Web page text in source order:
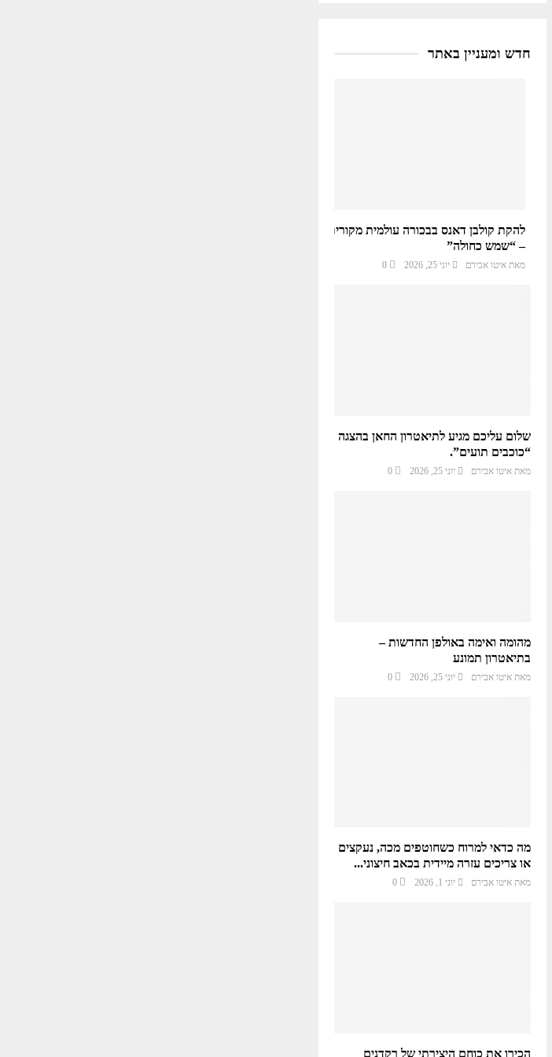
חדש ומעניין באתר
להקת קולבן דאנס בבכורה עולמית מקורית
– “שמש כחולה”
מאת איטו אבירם יוני 25, 2026 0
שלום עליכם מגיע לתיאטרון החאן בהצגה
“כוכבים תועים”.
מאת איטו אבירם יוני 25, 2026 0
מהומה ואימה באולפן החדשות –
בתיאטרון תמונע
מאת איטו אבירם יוני 25, 2026 0
מה כדאי למרוח כשחוטפים מכה, נעקצים
או צריכים עזרה מיידית בכאב חיצוני...
מאת איטו אבירם יוני 1, 2026 0
הכירו את כוחם היצירתי של רקדנים